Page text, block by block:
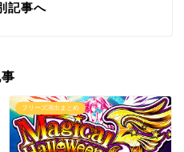
記事へ
フリーズ演出まとめ